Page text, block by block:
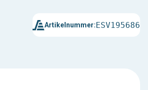
Artikelnummer:ESV195686